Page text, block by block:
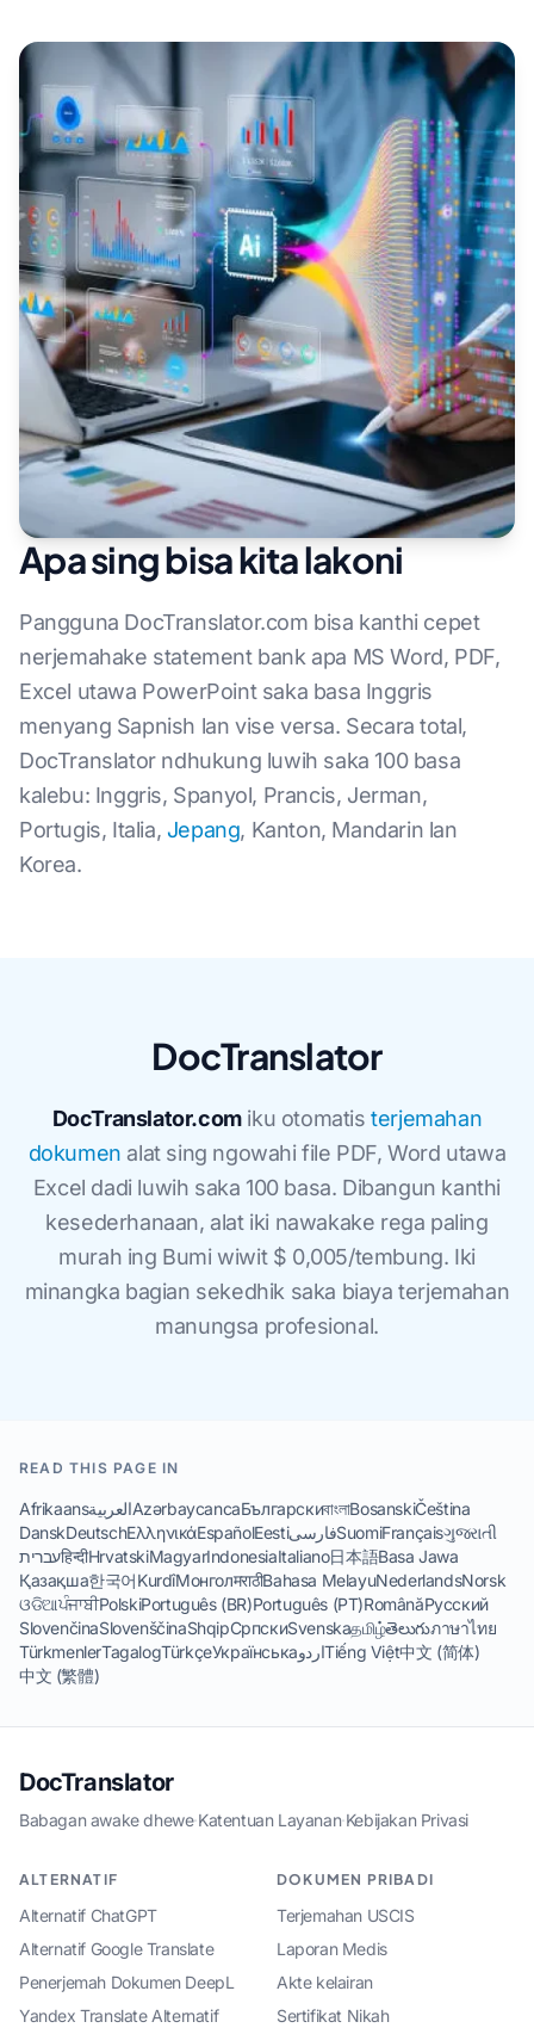
Apa sing bisa kita lakoni
Pangguna DocTranslator.com bisa kanthi cepet
nerjemahake statement bank apa MS Word, PDF,
Excel utawa PowerPoint saka basa Inggris
menyang Sapnish lan vise versa. Secara total,
DocTranslator ndhukung luwih saka 100 basa
kalebu: Inggris, Spanyol, Prancis, Jerman,
Portugis, Italia, Jepang, Kanton, Mandarin lan
Korea.
DocTranslator
DocTranslator.comiku otomatisterjemahan
dokumen alat sing ngowahi file PDF, Word utawa
Excel dadi luwih saka 100 basa. Dibangun kanthi
kesederhanaan, alat iki nawakake rega paling
murah ing Bumi wiwit $ 0,005/tembung. Iki
minangka bagian sekedhik saka biaya terjemahan
manungsa profesional.
READ THIS PAGE IN
AfrikaansالعربيةAzərbaycancaБългарскиবাংলাBosanskiČeština
DanskDeutschΕλληνικάEspañolEestiفارسیSuomiFrançaisગુજરાતી
עבריתहिन्दीHrvatskiMagyarIndonesiaItaliano日本語Basa Jawa
Қазақша한국어KurdîМонголमराठीBahasa MelayuNederlandsNorsk
ଓଡିଆਪੰਜਾਬੀPolskiPortuguês (BR)Português (PT)RomânăРусский
SlovenčinaSlovenščinaShqipСрпскиSvenskaதமிழ்తెలుగుภาษาไทย
TürkmenlerTagalogTürkçeУкраїнськаاردوTiếng Việt中文 (简体)
中文 (繁體)
DocTranslator
Babagan awake dhewe·Katentuan Layanan·Kebijakan Privasi
ALTERNATIF
Alternatif ChatGPT
Alternatif Google Translate
Penerjemah Dokumen DeepL
Yandex Translate Alternatif
DOKUMEN PRIBADI
Terjemahan USCIS
Laporan Medis
Akte kelairan
Sertifikat Nikah